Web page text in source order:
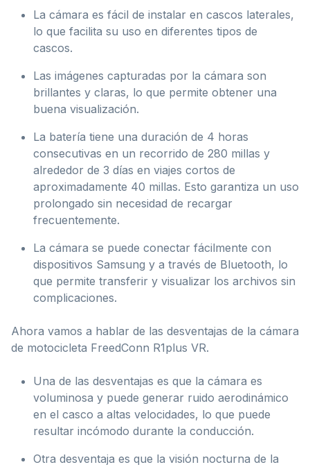
La cámara es fácil de instalar en cascos laterales,
lo que facilita su uso en diferentes tipos de
cascos.
Las imágenes capturadas por la cámara son
brillantes y claras, lo que permite obtener una
buena visualización.
La batería tiene una duración de 4 horas
consecutivas en un recorrido de 280 millas y
alrededor de 3 días en viajes cortos de
aproximadamente 40 millas. Esto garantiza un uso
prolongado sin necesidad de recargar
frecuentemente.
La cámara se puede conectar fácilmente con
dispositivos Samsung y a través de Bluetooth, lo
que permite transferir y visualizar los archivos sin
complicaciones.
Ahora vamos a hablar de las desventajas de la cámara
de motocicleta FreedConn R1plus VR.
Una de las desventajas es que la cámara es
voluminosa y puede generar ruido aerodinámico
en el casco a altas velocidades, lo que puede
resultar incómodo durante la conducción.
Otra desventaja es que la visión nocturna de la